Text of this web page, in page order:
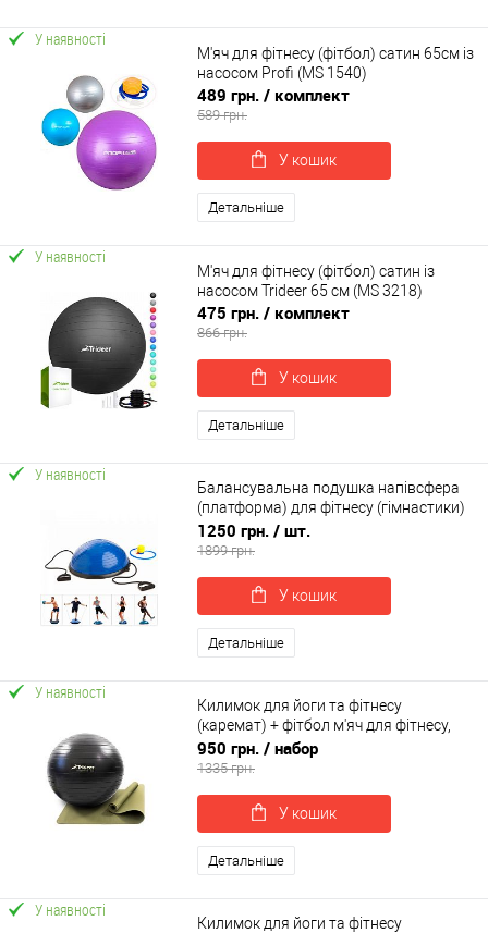
У наявності
М'яч для фітнесу (фітбол) сатин 65см із
насосом Profi (MS 1540)
489 грн. / комплект
589 грн.
У кошик
Детальніше
У наявності
М'яч для фітнесу (фітбол) сатин із
насосом Trideer 65 см (MS 3218)
475 грн. / комплект
866 грн.
У кошик
Детальніше
У наявності
Балансувальна подушка напівсфера
(платформа) для фітнесу (гімнастики)
OSPORT BOSU 60см (MS 2609)
1250 грн. / шт.
1899 грн.
У кошик
Детальніше
У наявності
Килимок для йоги та фітнесу
(каремат) + фітбол м'яч для фітнесу,
вагітних 85 см OSPORT Set 93 (n-0123)
950 грн. / набор
1335 грн.
У кошик
Детальніше
У наявності
Килимок для йоги та фітнесу